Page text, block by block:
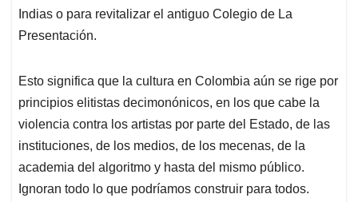
Indias o para revitalizar el antiguo Colegio de La
Presentación.
Esto significa que la cultura en Colombia aún se rige por
principios elitistas decimonónicos, en los que cabe la
violencia contra los artistas por parte del Estado, de las
instituciones, de los medios, de los mecenas, de la
academia del algoritmo y hasta del mismo público.
Ignoran todo lo que podríamos construir para todos.